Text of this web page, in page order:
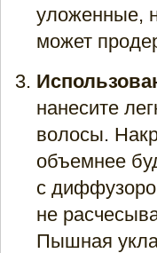
уложенные,
может
нанесите
волосы.
объемнее
с
не
Пышная